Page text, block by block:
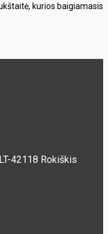
kurios baigiamasis
42118 Rokiškis